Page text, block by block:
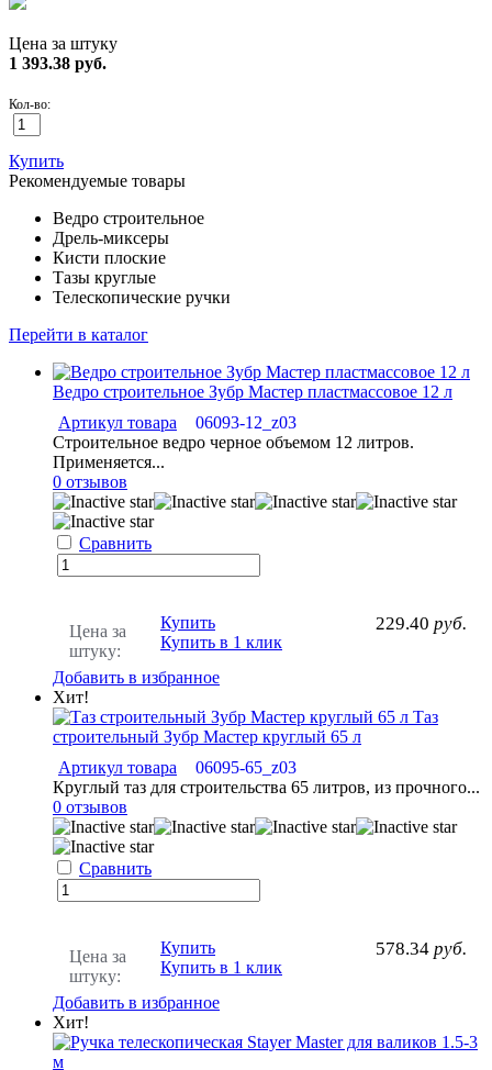
Цена за штуку
1 393.38 руб.
Кол-во:
Купить
Рекомендуемые товары
Ведро строительное
Дрель-миксеры
Кисти плоские
Тазы круглые
Телескопические ручки
Перейти в каталог
Ведро строительное Зубр Мастер пластмассовое 12 л
Артикул товара
06093-12_z03
Строительное ведро черное объемом 12 литров.
Применяется...
0 отзывов
Сравнить
Цена за
штуку:
229.40 руб.
Купить
Купить в 1 клик
Добавить в избранное
Хит!
Таз
строительный Зубр Мастер круглый 65 л
Артикул товара
06095-65_z03
Круглый таз для строительства 65 литров, из прочного...
0 отзывов
Сравнить
Цена за
штуку:
578.34 руб.
Купить
Купить в 1 клик
Добавить в избранное
Хит!